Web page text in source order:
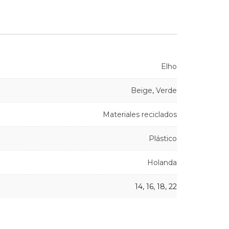
Elho
Beige, Verde
Materiales reciclados
Plástico
Holanda
14, 16, 18, 22